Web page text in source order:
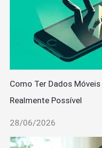
Como Ter Dados
Realmente Possível
28/06/2026